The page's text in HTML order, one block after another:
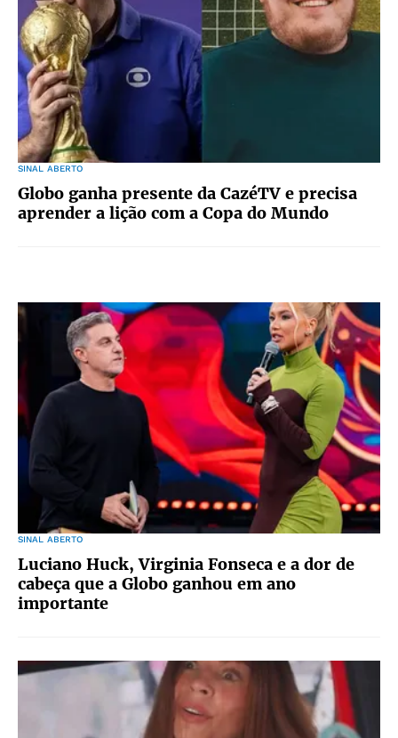
SINAL ABERTO
Globo ganha presente da CazéTV e precisa
aprender a lição com a Copa do Mundo
SINAL ABERTO
Luciano Huck, Virginia Fonseca e a dor de
cabeça que a Globo ganhou em ano
importante